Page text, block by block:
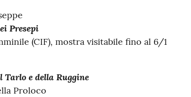
Presepi
(CIF), mostra visitabile fino al 6/1
Tarlo e della Ruggine
Proloco